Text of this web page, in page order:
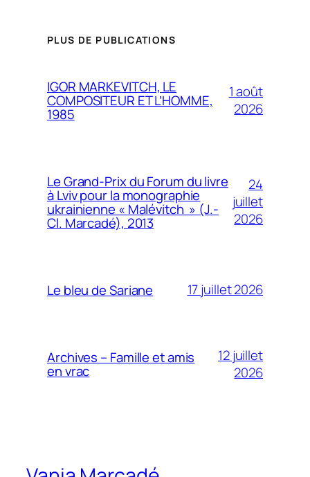
PLUS DE PUBLICATIONS
IGOR MARKEVITCH, LE
COMPOSITEUR ET L’HOMME,
1985
1 août
2026
Le Grand-Prix du Forum du livre
à Lviv pour la monographie
ukrainienne « Malévitch » (J.-
Cl. Marcadé), 2013
24
juillet
2026
Le bleu de Sariane 17 juillet 2026
Archives – Famille et amis
en vrac
12 juillet
2026